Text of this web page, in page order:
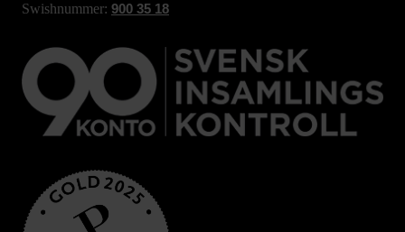
Swishnummer: 900 35 18